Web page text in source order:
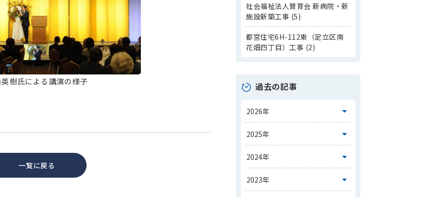
樹氏による講演の様子
一覧に戻る
社会福祉法人賛育会 新病院・新
施設新築工事 (5)
都営住宅6H-112東（足立区南
花畑四丁目）工事 (2)
過去の記事